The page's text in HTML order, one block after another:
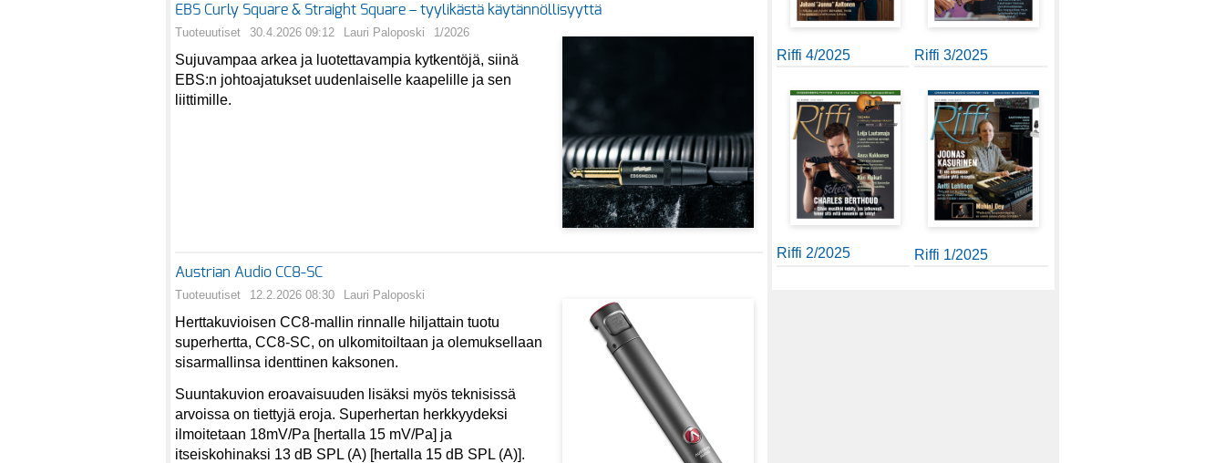
EBS Curly Square & Straight Square – tyylikästä käytännöllisyyttä
Tuoteuutiset 30.4.2026 09:12 Lauri Paloposki 1/2026
Sujuvampaa arkea ja luotettavampia kytkentöjä, siinä
EBS:n johtoajatukset uudenlaiselle kaapelille ja sen
liittimille.
Austrian Audio CC8-SC
Tuoteuutiset 12.2.2026 08:30 Lauri Paloposki
Herttakuvioisen CC8-mallin rinnalle hiljattain tuotu
superhertta, CC8-SC, on ulkomitoiltaan ja olemuksellaan
sisarmallinsa identtinen kaksonen.
Suuntakuvion eroavaisuuden lisäksi myös teknisissä
arvoissa on tiettyjä eroja. Superhertan herkkyydeksi
ilmoitetaan 18mV/Pa [hertalla 15 mV/Pa] ja
itseiskohinaksi 13 dB SPL (A) [hertalla 15 dB SPL (A)].
Riffi 4/2025 Riffi 3/2025
Riffi 2/2025 Riffi 1/2025